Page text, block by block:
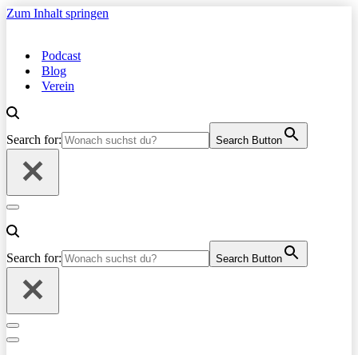
Zum Inhalt springen
Podcast
Blog
Verein
Search for: Search Button
Navigationsmenü
Search for: Search Button
Navigationsmenü
Navigationsmenü